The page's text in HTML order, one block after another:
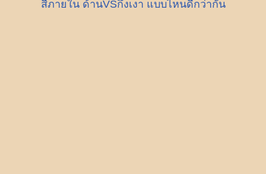
สีภายใน ด้านVSกึ่งเงา แบบไหนดีกว่ากัน